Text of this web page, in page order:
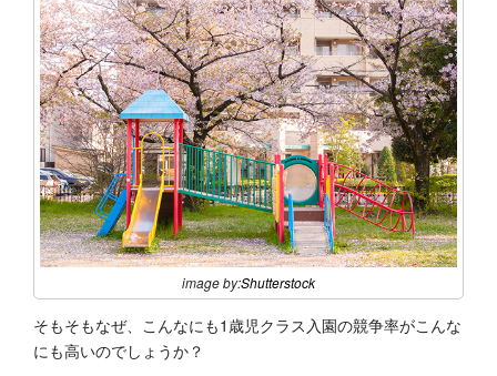
image by:Shutterstock
そもそもなぜ、こんなにも1歳児クラス入園の競争率がこんな
にも高いのでしょうか？